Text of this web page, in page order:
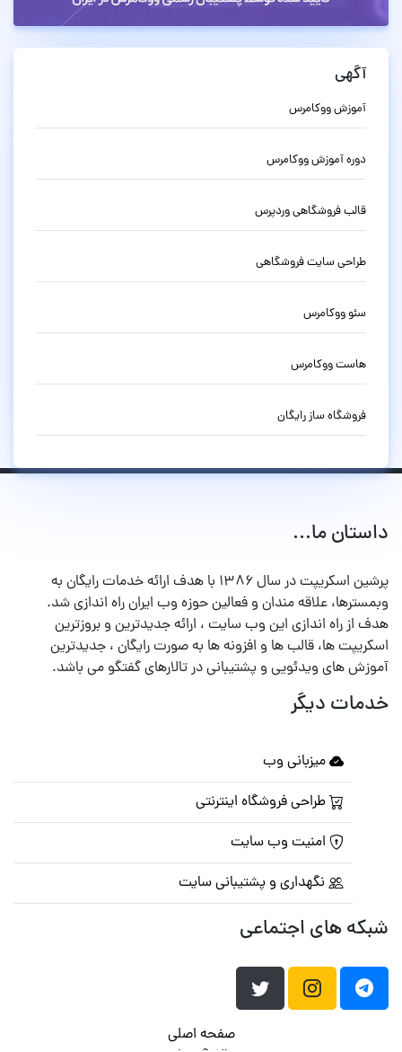
آگهی
آموزش ووکامرس
دوره آموزش ووکامرس
قالب فروشگاهی وردپرس
طراحی سایت فروشگاهی
سئو ووکامرس
هاست ووکامرس
فروشگاه ساز رایگان
داستان ما...
پرشین اسکریپت در سال ۱۳۸۶ با هدف ارائه خدمات رایگان به
وبمسترها، علاقه مندان و فعالین حوزه وب ایران راه اندازی شد.
هدف از راه اندازی این وب سایت ، ارائه جدیدترین و بروزترین
اسکریپت ها، قالب ها و افزونه ها به صورت رایگان ، جدیدترین
آموزش های ویدئویی و پشتیبانی در تالارهای گفتگو می باشد.
خدمات دیگر
میزبانی وب
طراحی فروشگاه اینترنتی
امنیت وب سایت
نگهداری و پشتیبانی سایت
شبکه های اجتماعی
صفحه اصلی